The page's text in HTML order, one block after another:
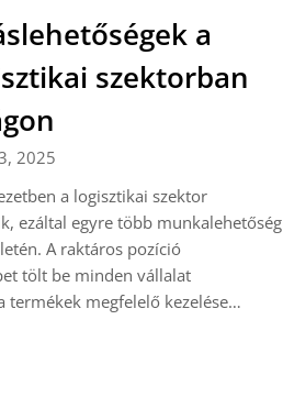
a
szektorban
2025
a logisztikai szektor
ezáltal egyre több munkalehetőség
A raktáros pozíció
tölt be minden vállalat
termékek megfelelő kezelése…